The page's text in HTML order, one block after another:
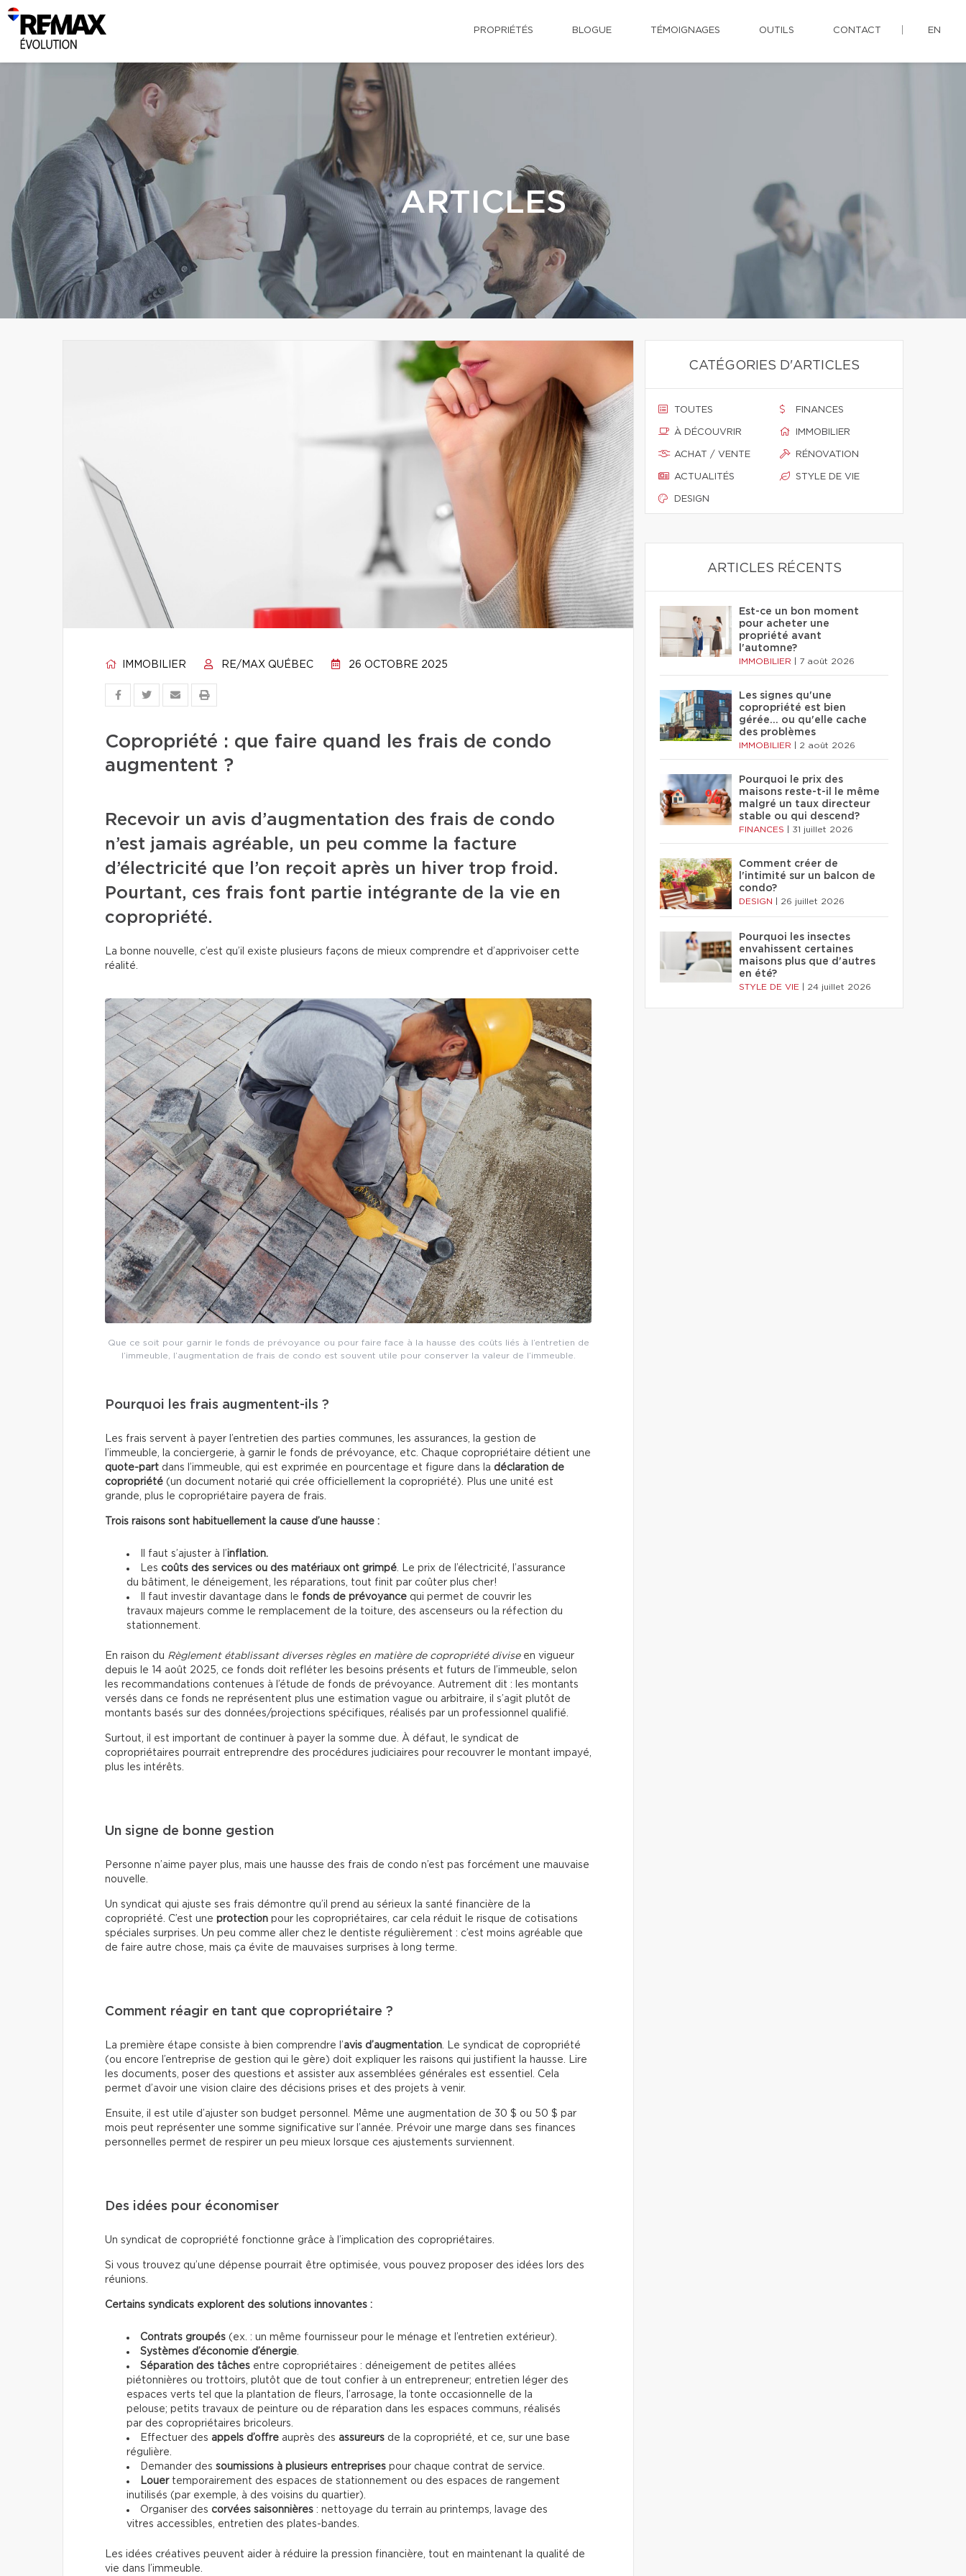
PROPRIÉTÉS BLOGUE TÉMOIGNAGES OUTILS CONTACT EN
ARTICLES
IMMOBILIER RE/MAX QUÉBEC 26 OCTOBRE 2025
Copropriété : que faire quand les frais de condo
augmentent ?
Recevoir un avis d’augmentation des frais de condo
n’est jamais agréable, un peu comme la facture
d’électricité que l’on reçoit après un hiver trop froid.
Pourtant, ces frais font partie intégrante de la vie en
copropriété.
La bonne nouvelle, c’est qu’il existe plusieurs façons de mieux comprendre et d’apprivoiser cette
réalité.
Que ce soit pour garnir le fonds de prévoyance ou pour faire face à la hausse des coûts liés à l’entretien de
l’immeuble, l’augmentation de frais de condo est souvent utile pour conserver la valeur de l’immeuble.
Pourquoi les frais augmentent-ils ?
Les frais servent à payer l’entretien des parties communes, les assurances, la gestion de
l’immeuble, la conciergerie, à garnir le fonds de prévoyance, etc. Chaque copropriétaire détient une
quote-part dans l’immeuble, qui est exprimée en pourcentage et figure dans la déclaration de
copropriété (un document notarié qui crée officiellement la copropriété). Plus une unité est
grande, plus le copropriétaire payera de frais.
Trois raisons sont habituellement la cause d’une hausse :
Il faut s’ajuster à l’inflation.
Les coûts des services ou des matériaux ont grimpé . Le prix de l’électricité, l’assurance
du bâtiment, le déneigement, les réparations, tout finit par coûter plus cher!
Il faut investir davantage dans le fonds de prévoyance qui permet de couvrir les
travaux majeurs comme le remplacement de la toiture, des ascenseurs ou la réfection du
stationnement.
En raison du Règlement établissant diverses règles en matière de copropriété diviseen vigueur
depuis le 14 août 2025, ce fonds doit refléter les besoins présents et futurs de l’immeuble, selon
les recommandations contenues à l’étude de fonds de prévoyance. Autrement dit : les montants
versés dans ce fonds ne représentent plus une estimation vague ou arbitraire, il s’agit plutôt de
montants basés sur des données/projections spécifiques, réalisés par un professionnel qualifié.
Surtout, il est important de continuer à payer la somme due. À défaut, le syndicat de
copropriétaires pourrait entreprendre des procédures judiciaires pour recouvrer le montant impayé,
plus les intérêts.
Un signe de bonne gestion
Personne n’aime payer plus, mais une hausse des frais de condo n’est pas forcément une mauvaise
nouvelle.
Un syndicat qui ajuste ses frais démontre qu’il prend au sérieux la santé financière de la
copropriété. C’est une protection pour les copropriétaires, car cela réduit le risque de cotisations
spéciales surprises. Un peu comme aller chez le dentiste régulièrement : c’est moins agréable que
de faire autre chose, mais ça évite de mauvaises surprises à long terme.
Comment réagir en tant que copropriétaire ?
La première étape consiste à bien comprendre l’avis d’augmentation . Le syndicat de copropriété
(ou encore l’entreprise de gestion qui le gère) doit expliquer les raisons qui justifient la hausse. Lire
les documents, poser des questions et assister aux assemblées générales est essentiel. Cela
permet d’avoir une vision claire des décisions prises et des projets à venir.
Ensuite, il est utile d’ajuster son budget personnel. Même une augmentation de 30 $ ou 50 $ par
mois peut représenter une somme significative sur l’année. Prévoir une marge dans ses finances
personnelles permet de respirer un peu mieux lorsque ces ajustements surviennent.
Des idées pour économiser
Un syndicat de copropriété fonctionne grâce à l’implication des copropriétaires.
Si vous trouvez qu’une dépense pourrait être optimisée, vous pouvez proposer des idées lors des
réunions.
Certains syndicats explorent des solutions innovantes :
Contrats groupés (ex. : un même fournisseur pour le ménage et l’entretien extérieur).
Systèmes d’économie d’énergie
Séparation des tâches entre copropriétaires : déneigement de petites allées
piétonnières ou trottoirs, plutôt que de tout confier à un entrepreneur; entretien léger des
espaces verts tel que la plantation de fleurs, l’arrosage, la tonte occasionnelle de la
pelouse; petits travaux de peinture ou de réparation dans les espaces communs, réalisés
par des copropriétaires bricoleurs.
Effectuer des appels d’offre auprès des assureurs de la copropriété, et ce, sur une base
régulière.
Demander des soumissions à plusieurs entreprises pour chaque contrat de service.
Louertemporairement des espaces de stationnement ou des espaces de rangement
inutilisés (par exemple, à des voisins du quartier).
Organiser des corvées saisonnières : nettoyage du terrain au printemps, lavage des
vitres accessibles, entretien des plates-bandes.
Les idées créatives peuvent aider à réduire la pression financière, tout en maintenant la qualité de
vie dans l’immeuble.
CATÉGORIES D'ARTICLES
TOUTES
À DÉCOUVRIR
ACHAT / VENTE
ACTUALITÉS
DESIGN
FINANCES
IMMOBILIER
RÉNOVATION
STYLE DE VIE
ARTICLES RÉCENTS
Est-ce un bon moment
pour acheter une
propriété avant
l'automne?
IMMOBILIER 7 août 2026
Les signes qu'une
copropriété est bien
gérée… ou qu'elle cache
des problèmes
IMMOBILIER 2 août 2026
Pourquoi le prix des
maisons reste-t-il le même
malgré un taux directeur
stable ou qui descend?
FINANCES 31 juillet 2026
Comment créer de
l'intimité sur un balcon de
condo?
DESIGN 26 juillet 2026
Pourquoi les insectes
envahissent certaines
maisons plus que d'autres
en été?
STYLE DE VIE 24 juillet 2026